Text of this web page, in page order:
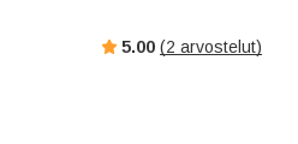
5.00 (2 arvostelut)